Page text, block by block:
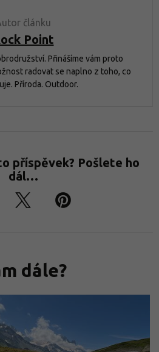
článku
Point
Přinášíme vám proto
radovat se naplno z toho, co
Příroda. Outdoor.
příspěvek? Pošlete ho
dál…
dále?